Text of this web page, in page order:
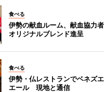
食べる
伊勢の献血ルーム、献血協力
オリジナルブレンド進呈
食べる
伊勢・仏レストランでベネズ
エール 現地と通信